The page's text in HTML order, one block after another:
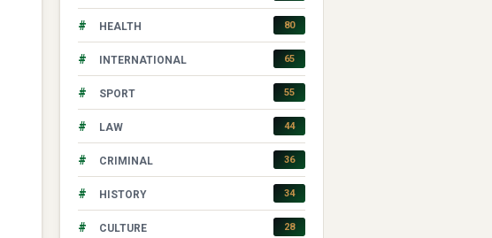
# HEALTH 80
# INTERNATIONAL 65
# SPORT 55
# LAW 44
# CRIMINAL 36
# HISTORY 34
# CULTURE 28